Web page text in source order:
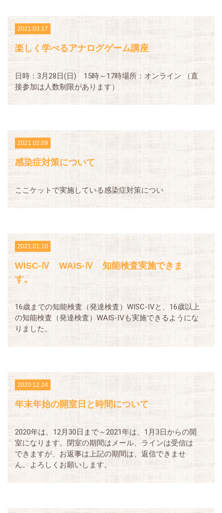
2021.03.17
楽しく学べるアナログゲーム講座
日時：3月28日(日) 15時～17時場所：オンライン （直
接参加は人数制限があります）
2021.02.09
感染症対策について
ここケットで実施している感染症対策につい
2021.01.10
WISC-Ⅳ WAIS-Ⅳ 知能検査実施できま
す。
16歳までの知能検査（発達検査）WISC-Ⅳと、16歳以上
の知能検査（発達検査）WAIS-Ⅳも実施できるようにな
りました。
2020.12.24
年末年始の開室日と時間について
2020年は、12月30日まで～2021年は、1月3日からの開
室になります。閉室の期間はメール、ラインは受信は
できますが、お返事は上記の期間は、返信できませ
ん。よろしくお願いします。